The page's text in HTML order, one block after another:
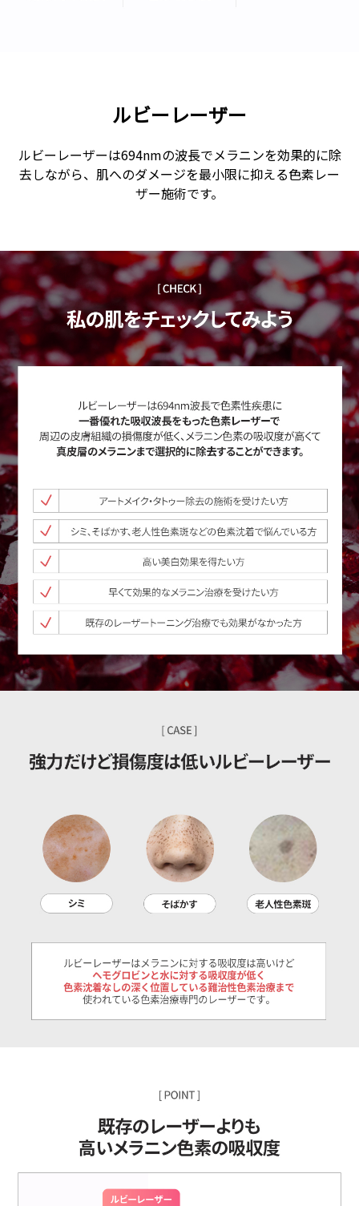
ルビーレーザー
ルビーレーザーは694nmの波長でメラニンを効果的に除
去しながら、肌へのダメージを最小限に抑える色素レー
ザー施術です。